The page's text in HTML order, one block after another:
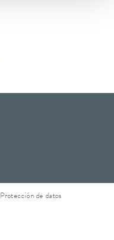
Protección de datos